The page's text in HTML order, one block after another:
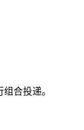
合投递。